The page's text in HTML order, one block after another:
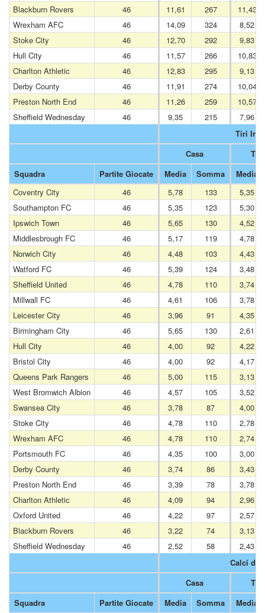
Blackburn Rovers
46 11,61 267
11,43
Wrexham AFC
46 14,09 324
8,52
Stoke City
46 12,70 292
9,83
Hull City
46 11,57 266
10,83
Charlton Athletic
46 12,83 295
9,13
Derby County
46 11,91 274
10,04
Preston North End
46 11,26 259
10,57
Sheffield Wednesday
46 9,35 215
7,96
Tiri In
Casa
Squadra
Partite Giocate Media Somma
Media
Coventry City
46 5,78 133
5,35
Southampton FC
46 5,35 123
5,30
Ipswich Town
46 5,65 130
4,52
Middlesbrough FC
46 5,17 119
4,78
Norwich City
46 4,48 103
4,43
Watford FC
46 5,39 124
3,48
Sheffield United
46 4,78 110
3,74
Millwall FC
46 4,61 106
3,78
Leicester City
46 3,96 91
4,35
Birmingham City
46 5,65 130
2,61
Hull City
46 4,00 92
4,22
Bristol City
46 4,00 92
4,17
Queens Park Rangers
46 5,00 115
3,13
West Bromwich Albion
46 4,57 105
3,52
Swansea City
46 3,78 87
4,00
Stoke City
46 4,78 110
2,78
Wrexham AFC
46 4,78 110
2,74
Portsmouth FC
46 4,35 100
3,00
Derby County
46 3,74 86
3,43
Preston North End
46 3,39 78
3,78
Charlton Athletic
46 4,09 94
2,96
Oxford United
46 4,22 97
2,57
Blackburn Rovers
46 3,22 74
3,13
Sheffield Wednesday
46 2,52 58
2,43
Calci
Casa
Squadra
Partite Giocate Media Somma Media